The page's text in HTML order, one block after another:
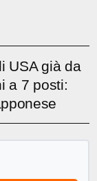
USA già da
a 7 posti: